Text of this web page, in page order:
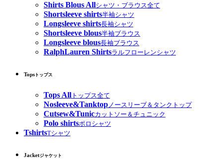
Shirts Blous Allシャツ・ブラウス全て
Shortsleeve shirts半袖シャツ
Longsleeve shirts長袖シャツ
Shortsleeve blous半袖ブラウス
Longsleeve blous長袖ブラウス
RalphLauren Shirtsラルフローレンシャツ
Tops トップス
Tops All トップス全て
Nosleeve&Tanktopノースリーブ＆タンクトップ
Cutsew&Tunicカットソー＆チュニック
Polo shirtsポロシャツ
TshirtsTシャツ
Jacketジャケット